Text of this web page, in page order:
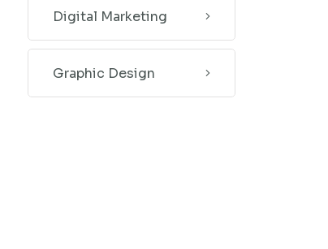
Digital Marketing
Graphic Design